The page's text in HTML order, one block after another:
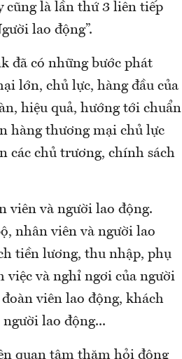
cũng là lần thứ 3 liên tiếp
lao động”.
đã có những bước phát
lớn, chủ lực, hàng đầu của
hiệu quả, hướng tới chuẩn
hàng thương mại chủ lực
các chủ trương, chính sách
viên và người lao động.
nhân viên và người lao
tiền lương, thu nhập, phụ
việc và nghỉ ngơi của người
viên lao động, khách
lao động...
quan tâm thăm hỏi động